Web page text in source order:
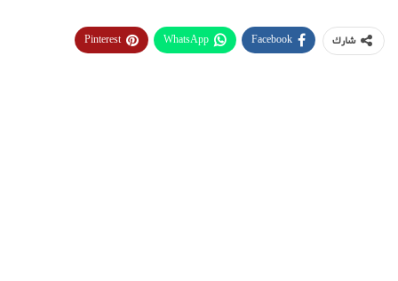
شارك Facebook
WhatsApp
Pinterest